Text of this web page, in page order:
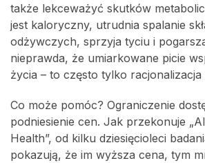
także lekceważyć skutków
jest kaloryczny, utrudnia spalanie
odżywczych, sprzyja tyciu i
nieprawda, że umiarkowane picie
życia – to często tylko racjonalizacja
Co może pomóc? Ograniczenie
podniesienie cen. Jak przekonuje
Health”, od kilku dziesięcioleci
pokazują, że im wyższa cena, tym